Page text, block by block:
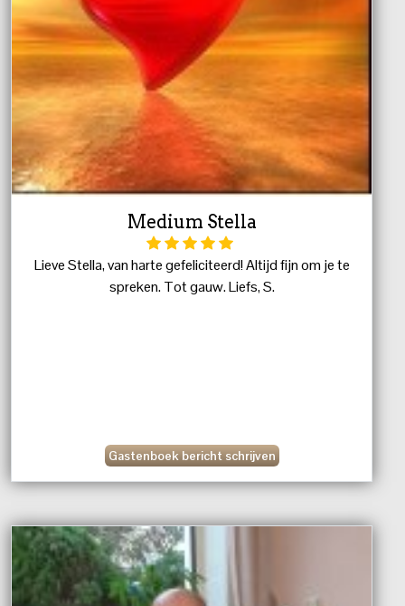
Medium Stella
Lieve Stella, van harte gefeliciteerd! Altijd fijn om je te
spreken. Tot gauw. Liefs, S.
Gastenboek bericht schrijven